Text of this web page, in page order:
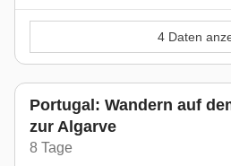
4 Daten
Portugal: Wandern auf
zur Algarve
8 Tage